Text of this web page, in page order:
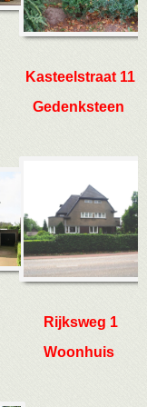
Kasteelstraat 11
Gedenksteen
Rijksweg 1
Woonhuis